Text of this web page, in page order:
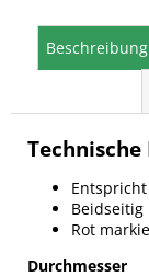
Beschreibung
Beidseitig
Rot
Durchmesser